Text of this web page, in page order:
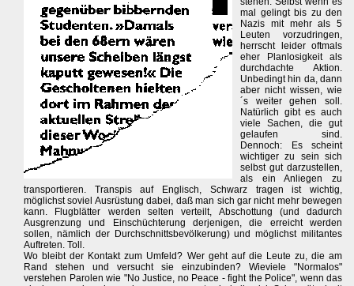
mal gelingt bis zu den
Nazis mit mehr als 5
Leuten vorzudringen,
herrscht leider oftmals
eher Planlosigkeit als
durchdachte Aktion.
Unbedingt hin da, dann
aber nicht wissen, wie
´s weiter gehen soll.
Natürlich gibt es auch
viele Sachen, die gut
gelaufen sind.
Dennoch: Es scheint
wichtiger zu sein sich
selbst gut darzustellen,
als ein Anliegen zu
transportieren. Transpis auf Englisch, Schwarz tragen ist wichtig,
möglichst soviel Ausrüstung dabei, daß man sich gar nicht mehr bewegen
kann. Flugblätter werden selten verteilt, Abschottung (und dadurch
Ausgrenzung und Einschüchterung derjenigen, die erreicht werden
sollen, nämlich der Durchschnittsbevölkerung) und möglichst militantes
Auftreten. Toll.
Wo bleibt der Kontakt zum Umfeld? Wer geht auf die Leute zu, die am
Rand stehen und versucht sie einzubinden? Wieviele "Normalos"
verstehen Parolen wie "No Justice, no Peace - fight the Police", wenn das